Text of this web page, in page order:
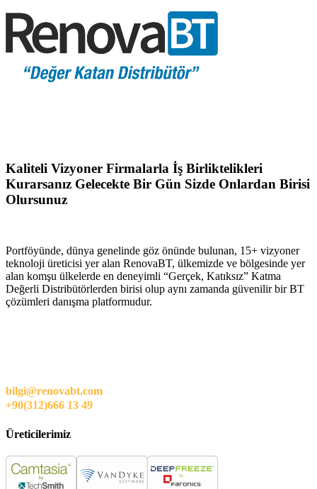
Kaliteli Vizyoner Firmalarla İş Birliktelikleri
Kurarsanız Gelecekte Bir Gün Sizde Onlardan Birisi
Olursunuz
Portföyünde, dünya genelinde göz önünde bulunan, 15+ vizyoner
teknoloji üreticisi yer alan RenovaBT, ülkemizde ve bölgesinde yer
alan komşu ülkelerde en deneyimli “Gerçek, Katıksız” Katma
Değerli Distribütörlerden birisi olup aynı zamanda güvenilir bir BT
çözümleri danışma platformudur.
bilgi@renovabt.com
+90(312)666 13 49
Üreticilerimiz